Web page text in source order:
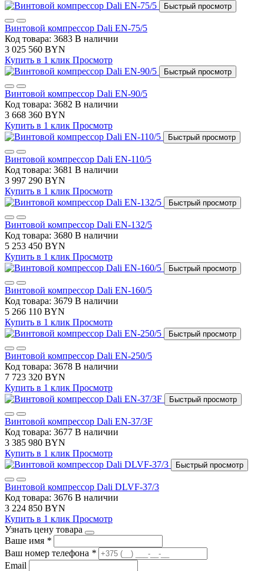
Быстрый просмотр
Винтовой компрессор Dali EN-75/5
Код товара: 3683 В наличии
3 025 560 BYN
Купить в 1 клик Просмотр
Быстрый просмотр
Винтовой компрессор Dali EN-90/5
Код товара: 3682 В наличии
3 668 360 BYN
Купить в 1 клик Просмотр
Быстрый просмотр
Винтовой компрессор Dali EN-110/5
Код товара: 3681 В наличии
3 997 290 BYN
Купить в 1 клик Просмотр
Быстрый просмотр
Винтовой компрессор Dali EN-132/5
Код товара: 3680 В наличии
5 253 450 BYN
Купить в 1 клик Просмотр
Быстрый просмотр
Винтовой компрессор Dali EN-160/5
Код товара: 3679 В наличии
5 266 110 BYN
Купить в 1 клик Просмотр
Быстрый просмотр
Винтовой компрессор Dali EN-250/5
Код товара: 3678 В наличии
7 723 320 BYN
Купить в 1 клик Просмотр
Быстрый просмотр
Винтовой компрессор Dali EN-37/3F
Код товара: 3677 В наличии
3 385 980 BYN
Купить в 1 клик Просмотр
Быстрый просмотр
Винтовой компрессор Dali DLVF-37/3
Код товара: 3676 В наличии
3 224 850 BYN
Купить в 1 клик Просмотр
Узнать цену товара
Ваше имя *
Ваш номер телефона *
Email